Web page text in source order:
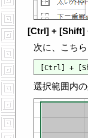
[Ctrl] + [Shift]
次に、こちら
選択範囲内